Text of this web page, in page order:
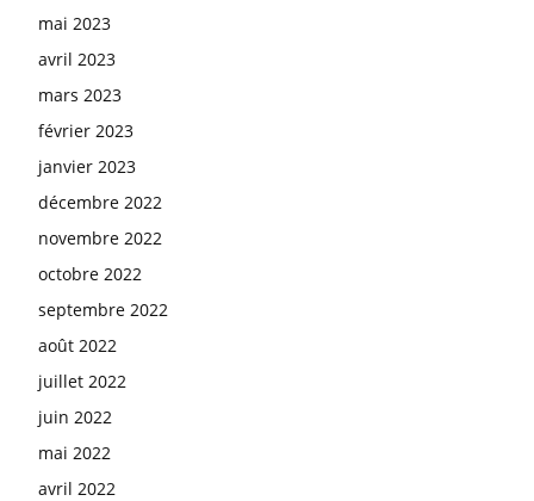
mai 2023
avril 2023
mars 2023
février 2023
janvier 2023
décembre 2022
novembre 2022
octobre 2022
septembre 2022
août 2022
juillet 2022
juin 2022
mai 2022
avril 2022